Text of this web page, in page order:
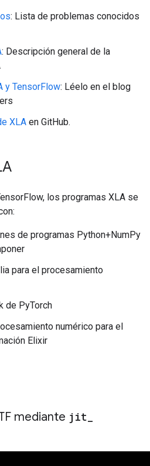
: Lista de problemas conocidos
: Descripción general de la
y TensorFlow: Léelo en el blog
XLA en GitHub.
los programas XLA se
de programas Python+NumPy
para el procesamiento
de PyTorch
numérico para el
Elixir
mediante jit